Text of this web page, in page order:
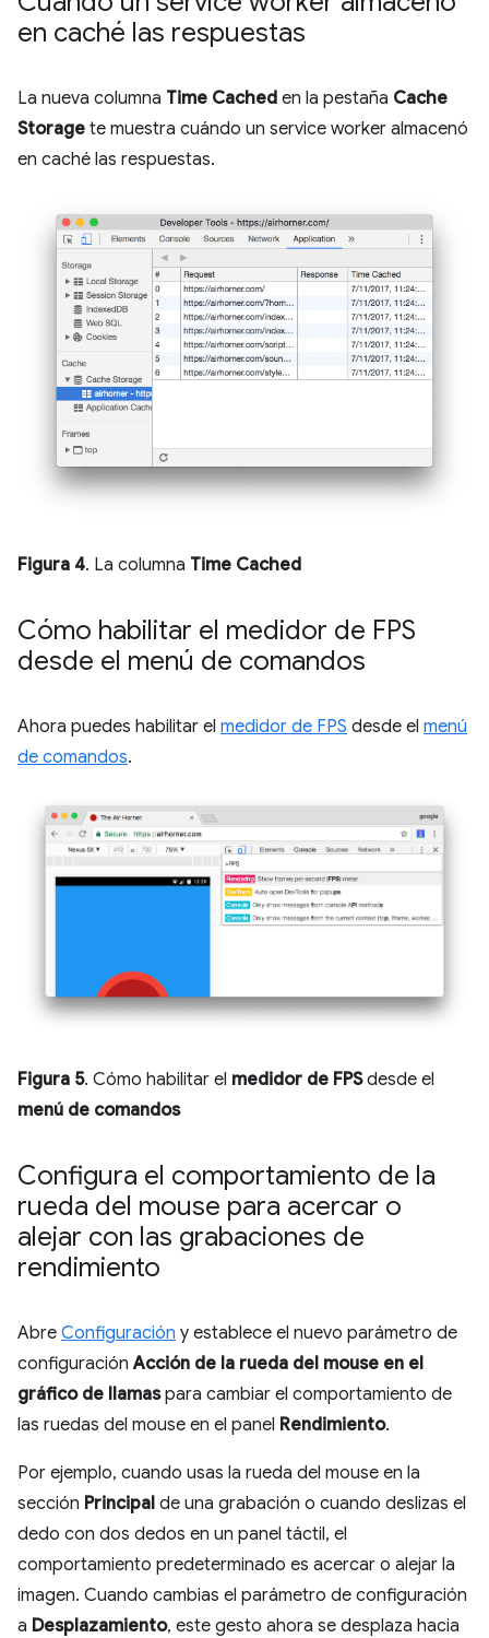
en caché las respuestas
La nueva columna Time Cached en la pestaña Cache
Storage te muestra cuándo un service worker almacenó
en caché las respuestas.
Figura 4. La columna Time Cached
Cómo habilitar el medidor de FPS
desde el menú de comandos
Ahora puedes habilitar el medidor de FPS desde el menú
de comandos.
Figura 5. Cómo habilitar el medidor de FPSdesde el
menú de comandos
Configura el comportamiento de la
rueda del mouse para acercar o
alejar con las grabaciones de
rendimiento
Abre Configuración y establece el nuevo parámetro de
configuraciónAcción de la rueda del mouse en el
gráfico de llamaspara cambiar el comportamiento de
las ruedas del mouse en el panel Rendimiento.
Por ejemplo, cuando usas la rueda del mouse en la
sección Principal de una grabación o cuando deslizas el
dedo con dos dedos en un panel táctil, el
comportamiento predeterminado es acercar o alejar la
imagen. Cuando cambias el parámetro de configuración
a Desplazamiento, este gesto ahora se desplaza hacia